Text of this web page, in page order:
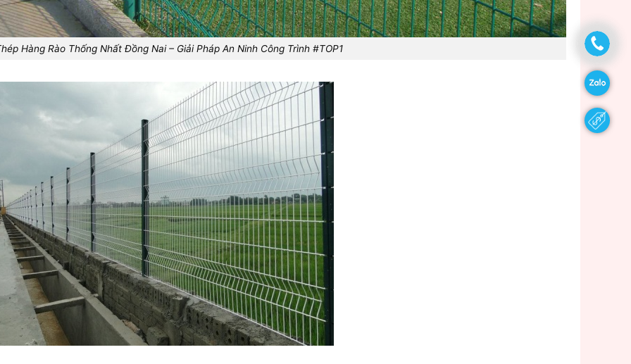
Hàng Rào Thống Nhất Đồng Nai – Giải Pháp An Ninh Công Trình #TOP1